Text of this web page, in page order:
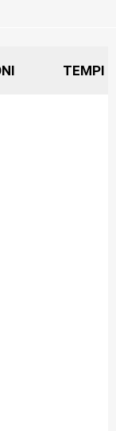
TEMPI